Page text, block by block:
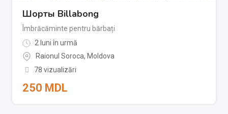
Шорты Billabong
Îmbrăcăminte pentru bărbați
2 luni în urmă
Raionul Soroca, Moldova
78 vizualizări
250 MDL